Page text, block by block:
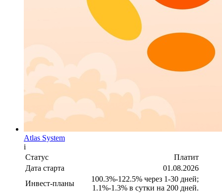
Atlas System
i
Статус
Платит
Дата старта
01.08.2026
Инвест-планы
100.3%-122.5% через 1-30 дней;
1.1%-1.3% в сутки на 200 дней.